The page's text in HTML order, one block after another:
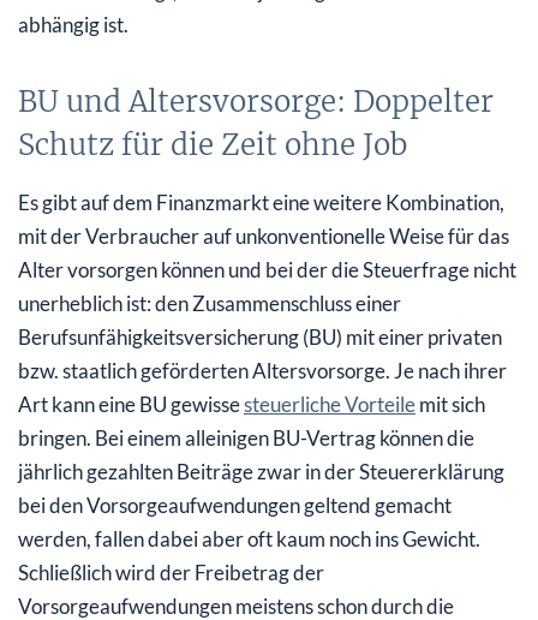
abhängig ist.
BU und Altersvorsorge: Doppelter
Schutz für die Zeit ohne Job
Es gibt auf dem Finanzmarkt eine weitere Kombination,
mit der Verbraucher auf unkonventionelle Weise für das
Alter vorsorgen können und bei der die Steuerfrage nicht
unerheblich ist: den Zusammenschluss einer
Berufsunfähigkeitsversicherung (BU) mit einer privaten
bzw. staatlich geförderten Altersvorsorge. Je nach ihrer
Art kann eine BU gewissesteuerliche Vorteilemit sich
bringen. Bei einem alleinigen BU-Vertrag können die
jährlich gezahlten Beiträge zwar in der Steuererklärung
bei den Vorsorgeaufwendungen geltend gemacht
werden, fallen dabei aber oft kaum noch ins Gewicht.
Schließlich wird der Freibetrag der
Vorsorgeaufwendungen meistens schon durch die